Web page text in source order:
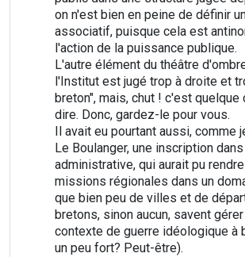
on n'est bien en peine de définir
associatif, puisque cela est
l'action de la puissance publique.
L'autre élément du théâtre
l'Institut est jugé trop à droite et
breton", mais, chut ! c'est quelque
dire. Donc, gardez-le pour vous.
Il avait eu pourtant aussi, comme
Le Boulanger, une inscription
administrative, qui aurait pu
missions régionales dans un
que bien peu de villes et de
bretons, sinon aucun, savent
contexte de guerre idéologique à
un peu fort? Peut-être).